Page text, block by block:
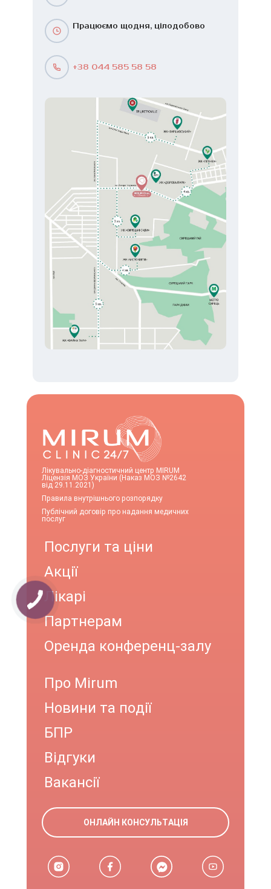
Працюємо щодня, цілодобово
+38 044 585 58 58
Лікувально-діагностичний центр MIRUM
Ліцензія МОЗ України (Наказ МОЗ №2642
від 29.11.2021)
Правила внутрішнього розпорядку
Публічний договір про надання медичних
послуг
Послуги та ціни
Акції
Лікарі
Партнерам
Оренда конференц-залу
Про Mirum
Новини та події
БПР
Відгуки
Вакансії
ОНЛАЙН КОНСУЛЬТАЦІЯ